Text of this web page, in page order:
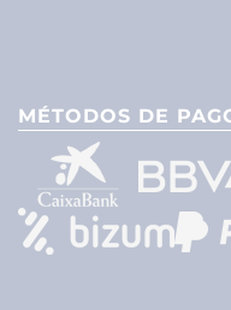
MÉTODOS DE